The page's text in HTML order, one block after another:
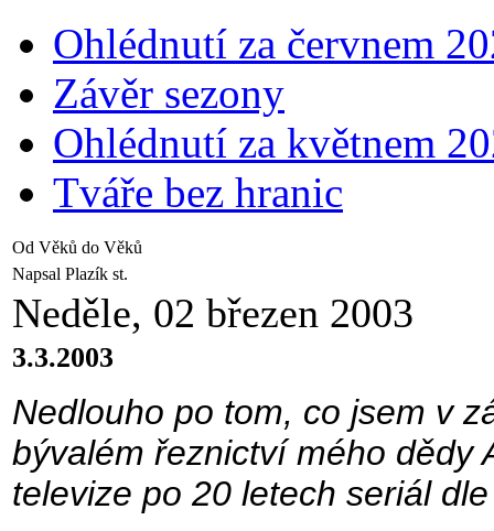
Ohlédnutí za červnem
Závěr sezony
Ohlédnutí za květnem
Tváře bez hranic
Od Věků do Věků
Napsal Plazík st.
Neděle, 02 březen 2003
3.3.2003
Nedlouho po tom, co jsem v
bývalém řeznictví mého dědy
televize po 20 letech seriál